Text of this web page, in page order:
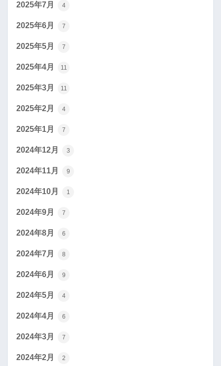
2025年7月 4
2025年6月 7
2025年5月 7
2025年4月 11
2025年3月 11
2025年2月 4
2025年1月 7
2024年12月 3
2024年11月 9
2024年10月 1
2024年9月 7
2024年8月 6
2024年7月 8
2024年6月 9
2024年5月 4
2024年4月 6
2024年3月 7
2024年2月 2